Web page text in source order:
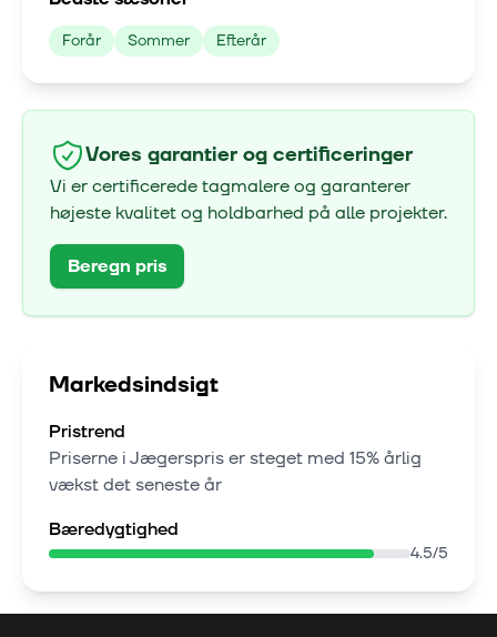
Forår Sommer Efterår
Vores garantier og certificeringer
Vi er certificerede tagmalere og garanterer
højeste kvalitet og holdbarhed på alle projekter.
Beregn pris
Markedsindsigt
Pristrend
Priserne iJægerspriser steget med 15% årlig
vækstdet seneste år
Bæredygtighed
4.5/5